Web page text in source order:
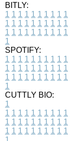
BITLY:
1 1 1 1 1 1 1 1 1 1
1 1 1 1 1 1 1 1 1 1
1 1 1 1 1 1 1 1 1 1
1
SPOTIFY:
1 1 1 1 1 1 1 1 1 1
1 1 1 1 1 1 1 1 1 1
1 1 1 1 1 1 1 1 1 1
1
CUTTLY BIO:
1
1 1 1 1 1 1 1 1 1 1
1 1 1 1 1 1 1 1 1 1
1 1 1 1 1 1 1 1 1 1